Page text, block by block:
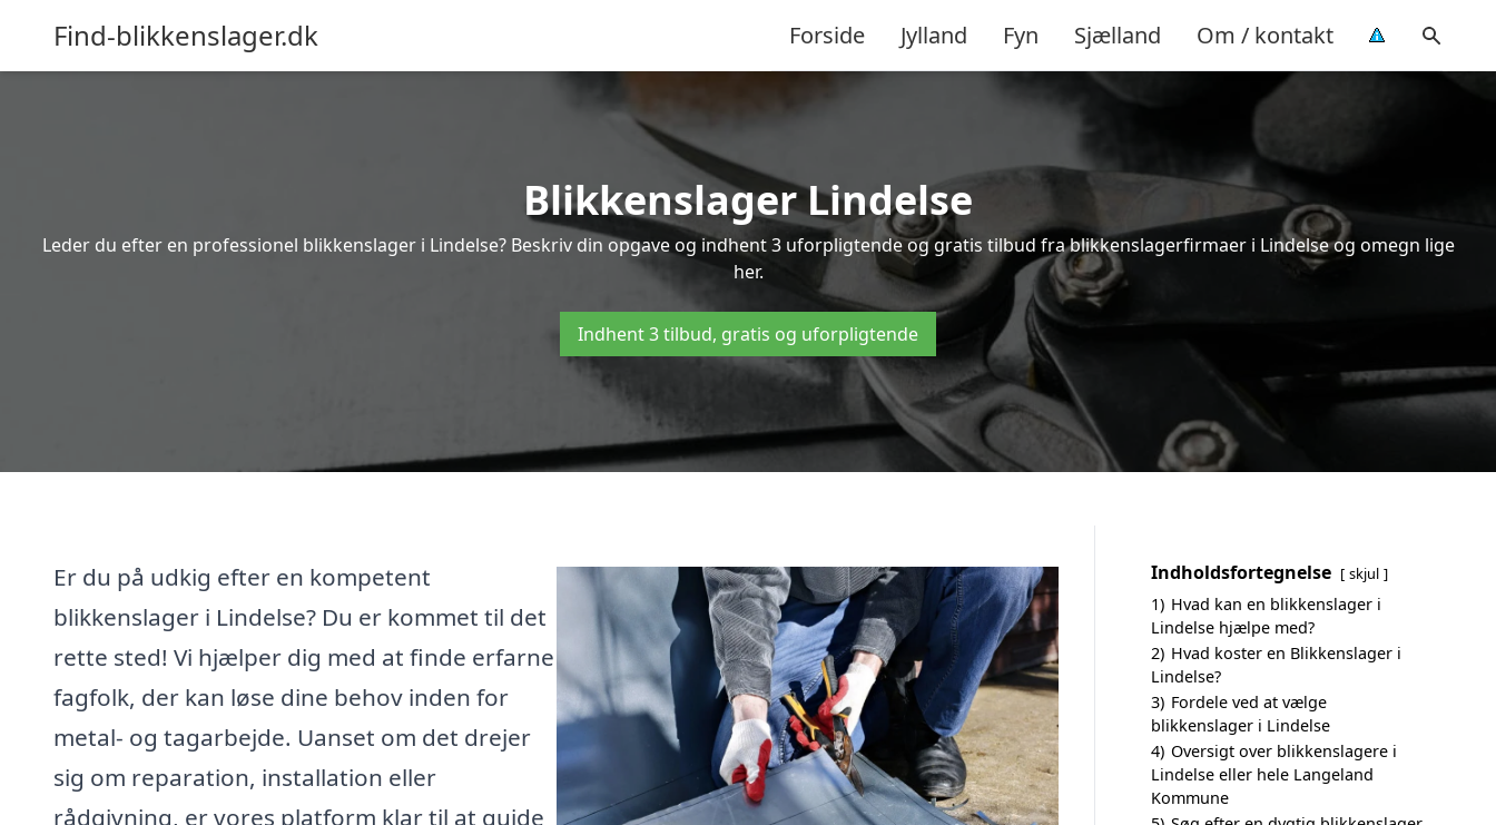
Find-blikkenslager.dk Forside Jylland Fyn Sjælland Om / kontakt
Blikkenslager Lindelse
Leder du efter en professionel blikkenslager i Lindelse? Beskriv din opgave og indhent 3 uforpligtende og gratis tilbud fra blikkenslagerfirmaer i Lindelse og omegn lige
her.
Indhent 3 tilbud, gratis og uforpligtende
Er du på udkig efter en kompetent
blikkenslager i Lindelse? Du er kommet til det
rette sted! Vi hjælper dig med at finde erfarne
fagfolk, der kan løse dine behov inden for
metal- og tagarbejde. Uanset om det drejer
sig om reparation, installation eller
rådgivning, er vores platform klar til at guide
Indholdsfortegnelse skjul
1) Hvad kan en blikkenslager i
Lindelse hjælpe med?
2) Hvad koster en Blikkenslager i
Lindelse?
3) Fordele ved at vælge
blikkenslager i Lindelse
4) Oversigt over blikkenslagere i
Lindelse eller hele Langeland
Kommune